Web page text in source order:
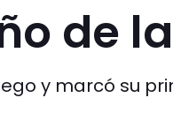
de
y marcó su